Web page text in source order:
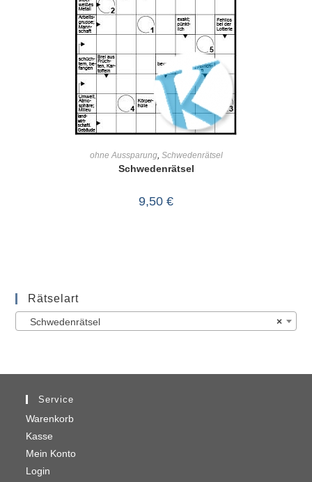
ohne Aussparung, Schwedenrätsel
Schwedenrätsel
9,50 €
Rätselart
×
Schwedenrätsel
Service
Warenkorb
Kasse
Mein Konto
Login